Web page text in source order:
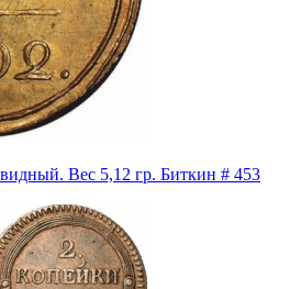
Вес 5,12 гр. Биткин # 453